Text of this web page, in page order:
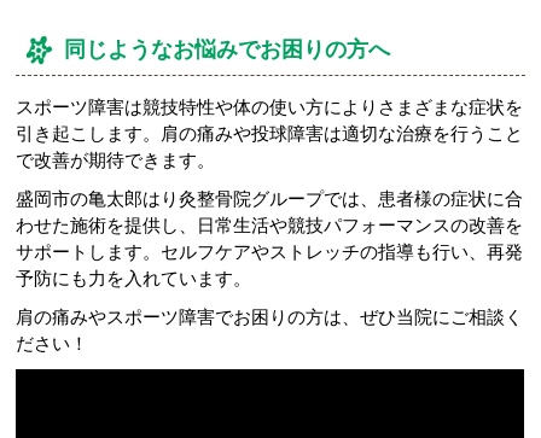
同じようなお悩みでお困りの方へ
スポーツ障害は競技特性や体の使い方によりさまざまな症状を
引き起こします。肩の痛みや投球障害は適切な治療を行うこと
で改善が期待できます。
盛岡市の亀太郎はり灸整骨院グループでは、患者様の症状に合
わせた施術を提供し、日常生活や競技パフォーマンスの改善を
サポートします。セルフケアやストレッチの指導も行い、再発
予防にも力を入れています。
肩の痛みやスポーツ障害でお困りの方は、ぜひ当院にご相談く
ださい！